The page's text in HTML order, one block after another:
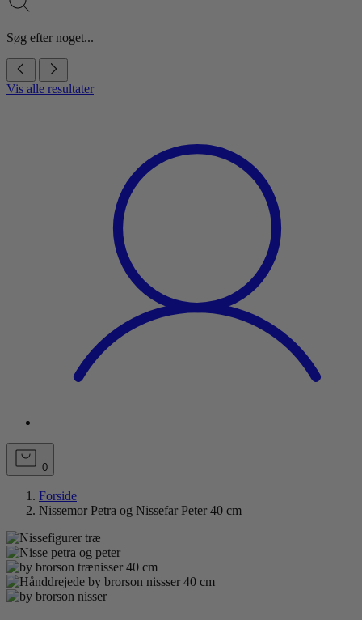
Søg efter noget...
Vis alle resultater
0
Forside
Nissemor Petra og Nissefar Peter 40 cm